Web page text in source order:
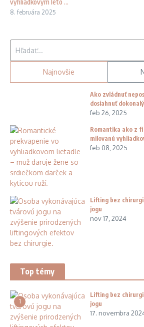
8. februára 2025
Najnovšie
Ako zvládnuť
dosiahnuť
feb 26, 2025
Romantika ako z
milovanú
feb 08, 2025
Lifting bez
jogu
nov 17, 2024
Top témy
1
Lifting bez
jogu
17. novembra